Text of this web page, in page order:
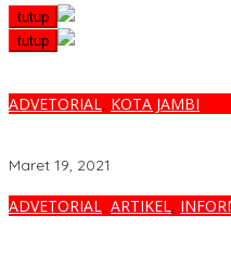
tutup
tutup
ADVETORIAL, KOTA JAMBI
Maret 19, 2021
ADVETORIAL, ARTIKEL,